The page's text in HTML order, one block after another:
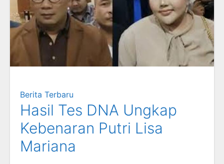
Berita Terbaru
Hasil Tes DNA Ungkap
Kebenaran Putri Lisa
Mariana